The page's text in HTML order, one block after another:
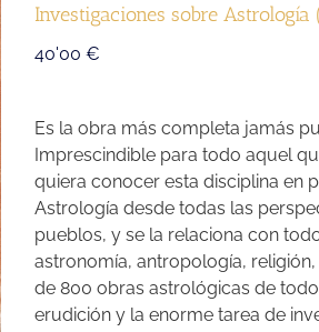
Investigaciones sobre Astrología
40'00 €
Es la obra más completa jamás
Imprescindible para todo aquel
quiera conocer esta disciplina en
Astrología desde todas las
pueblos, y se la relaciona con
astronomía, antropología,
de 800 obras astrológicas de
erudición y la enorme tarea de